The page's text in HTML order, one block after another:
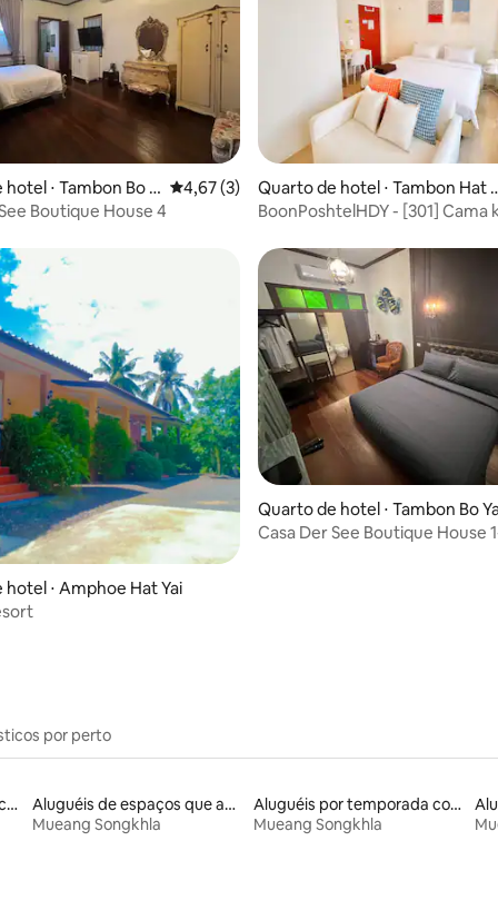
⋅ Tambon Bo Y 4,67 de uma avaliação média de 5, 3
4,67 (3)
Boutique House 4
Quarto de hotel ⋅ Tambon Hat
iBoonPoshtelHDY - [301] Cama
⋅ Amphoe Hat Yai
Quarto de hotel ⋅ Tambon Bo
g
Casa Der See Boutique House
por perto
Locações por temporada com piscina
Aluguéis de espaços que aceitam animais de estimação
Mueang Songkhla
Aluguéis por temporada com acesso ao lago
Mueang Songkhla